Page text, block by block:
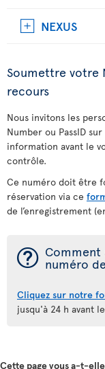
NEXUS
Soumettre votre
recours
Nous invitons les
Number ou PassID
information avant le
contrôle.
Ce numéro doit être
réservation via ce
de l’enregistrement
¯ Comment
numéro
Cliquez sur notre
jusqu'à 24 h avant
Cette page vous a-t-